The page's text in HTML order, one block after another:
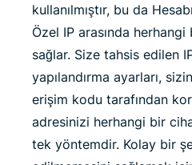
kullanılmıştır, bu da
Özel IP arasında herhangi
sağlar. Size tahsis edilen
yapılandırma ayarları,
erişim kodu tarafından
adresinizi herhangi bir
tek yöntemdir. Kolay bir